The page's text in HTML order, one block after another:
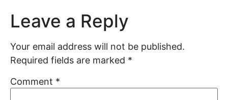
Leave a Reply
Your email address will not be published.
Required fields are marked *
Comment *